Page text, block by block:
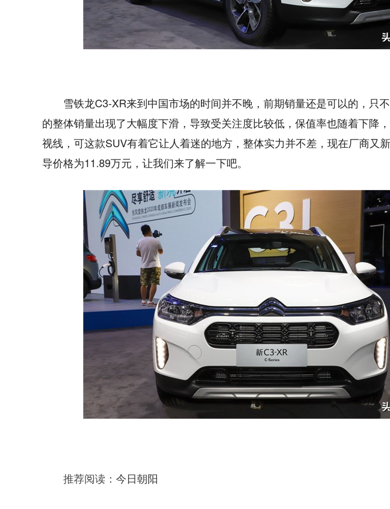
雪铁龙C3-XR来到中国市场的时间并不晚，前期销量还是可以的，只
的整体销量出现了大幅度下滑，导致受关注度比较低，保值率也随着下降
视线，可这款SUV有着它让人着迷的地方，整体实力并不差，现在厂商又
导价格为11.89万元，让我们来了解一下吧。
推荐阅读： 今日朝阳